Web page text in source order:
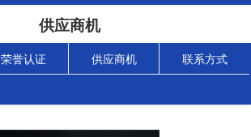
供应商机
荣誉认证 供应商机 联系方式